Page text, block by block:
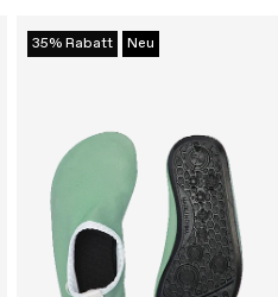
35% Rabatt Neu